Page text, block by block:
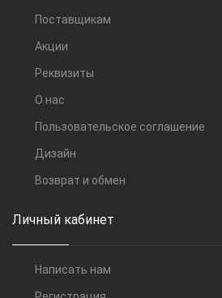
Поставщикам
Акции
Реквизиты
О нас
Пользовательское соглашение
Дизайн
Возврат и обмен
Личный кабинет
Написать нам